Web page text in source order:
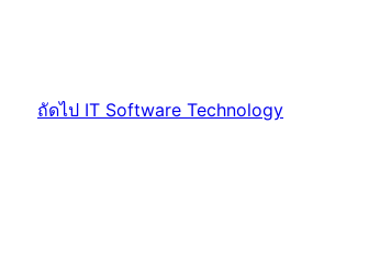
ถัดไป IT Software Technology